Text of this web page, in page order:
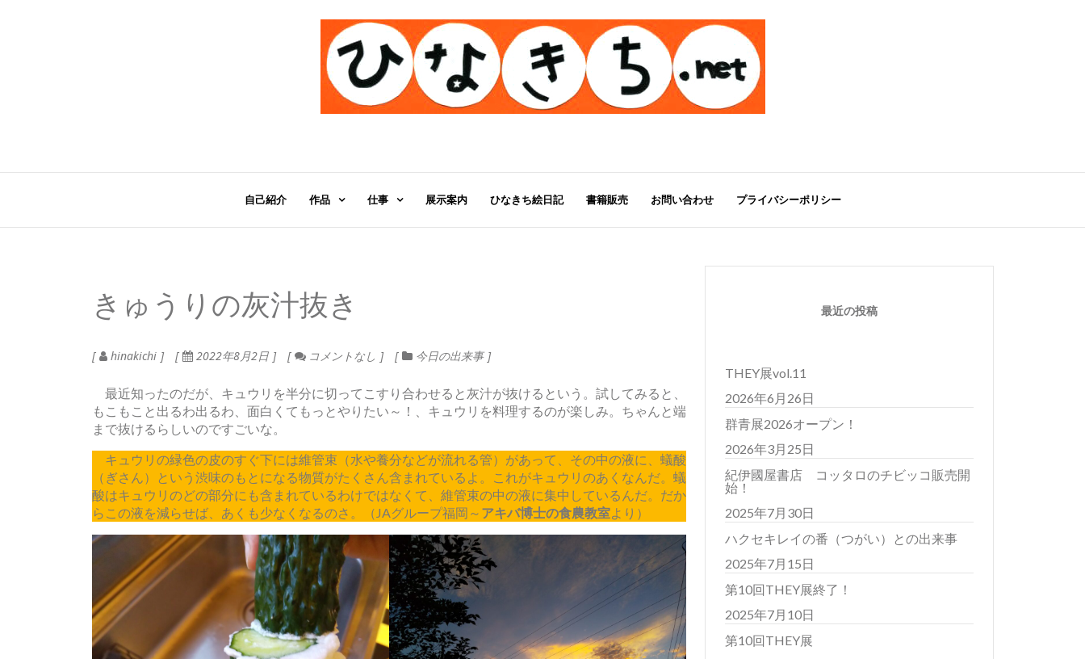
自己紹介 作品 仕事 展示案内 ひなきち絵日記 書籍販売 お問い合わせ プライバシーポリシー
きゅうりの灰汁抜き
hinakichi 2022年8月2日 コメントなし 今日の出来事
最近知ったのだが、キュウリを半分に切ってこすり合わせると灰汁が抜けるという。試してみると、
もこもこと出るわ出るわ、面白くてもっとやりたい～！、キュウリを料理するのが楽しみ。ちゃんと端
まで抜けるらしいのですごいな。
キュウリの緑色の皮のすぐ下には維管束（水や養分などが流れる管）があって、その中の液に、蟻酸
（ぎさん）という渋味のもとになる物質がたくさん含まれているよ。これがキュウリのあくなんだ。蟻
酸はキュウリのどの部分にも含まれているわけではなくて、維管束の中の液に集中しているんだ。だか
らこの液を減らせば、あくも少なくなるのさ。（JAグループ福岡～ アキバ博士の食農教室より）
最近の投稿
THEY展vol.11
2026年6月26日
群青展2026オープン！
2026年3月25日
紀伊國屋書店 コッタロのチビッコ販売開
始！
2025年7月30日
ハクセキレイの番（つがい）との出来事
2025年7月15日
第10回THEY展終了！
2025年7月10日
第10回THEY展